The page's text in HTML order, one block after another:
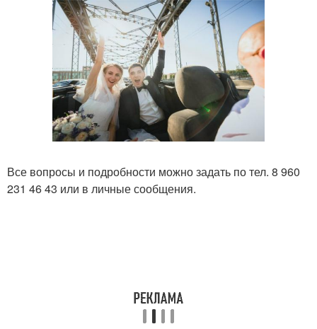
Все вопросы и подробности можно задать по тел. 8 960
231 46 43 или в личные сообщения.